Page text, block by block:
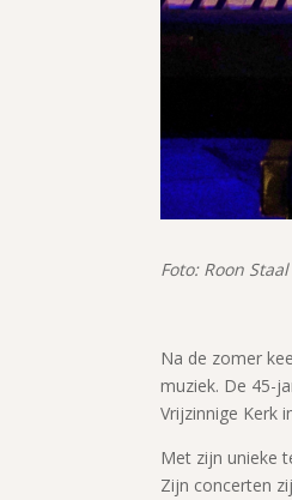
Foto: Roon Staal
Na de zomer
muziek. De 45-
Vrijzinnige Kerk
Met zijn unieke
Zijn concerten